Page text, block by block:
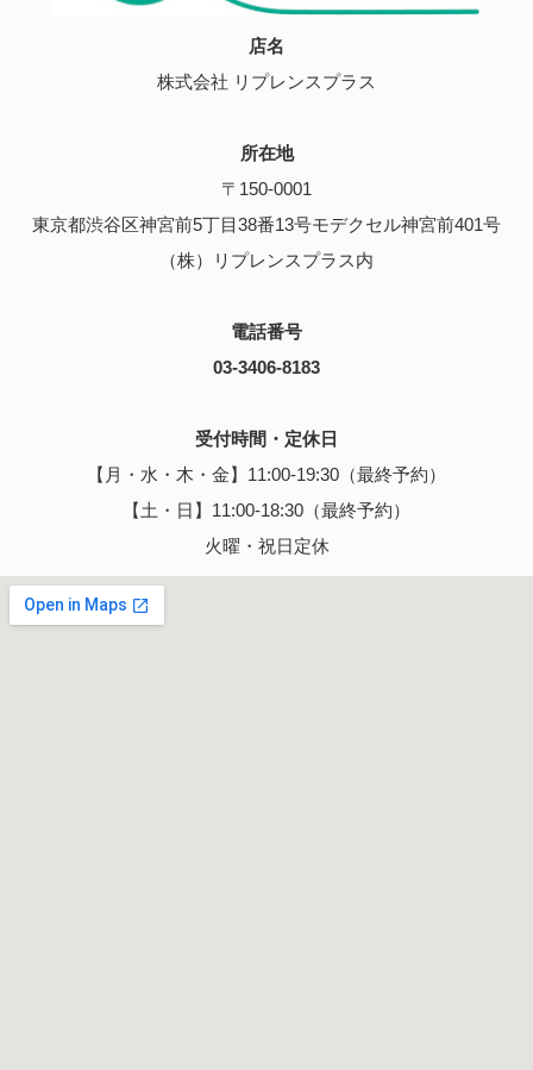
店名
株式会社 リプレンスプラス
所在地
〒150-0001
東京都渋谷区神宮前5丁目38番13号モデクセル神宮前401号
（株）リプレンスプラス内
電話番号
03-3406-8183
受付時間・定休日
【月・水・木・金】11:00-19:30（最終予約）
【土・日】11:00-18:30（最終予約）
火曜・祝日定休